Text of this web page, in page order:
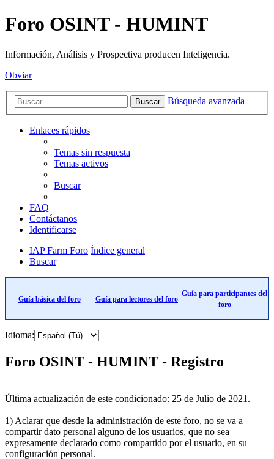
Foro OSINT - HUMINT
Información, Análisis y Prospectiva producen Inteligencia.
Obviar
Buscar Búsqueda avanzada
Enlaces rápidos
Temas sin respuesta
Temas activos
Buscar
FAQ
Contáctanos
Identificarse
IAP Farm Foro Índice general
Buscar
Guía básica del foro Guía para lectores del foro
Guía para participantes del
foro
Idioma:
Foro OSINT - HUMINT - Registro
Última actualización de este condicionado: 25 de Julio de 2021.
1) Aclarar que desde la administración de este foro, no se va a
compartir dato personal alguno de los usuarios, que no sea
expresamente declarado como compartido por el usuario, en su
configuración personal.